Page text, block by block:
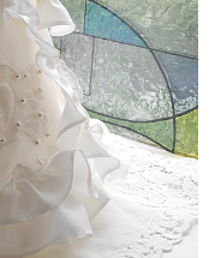
ースカートのツ
お宮参りケープ
ボンのベビード